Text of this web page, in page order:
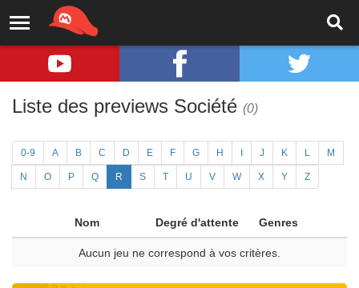
Liste des previews Société (0)
0-9 A B C D E F G H J K L M
N O P Q R S T U V W X Y Z
Nom Degré d'attente Genres
Aucun jeu ne correspond à vos critères.